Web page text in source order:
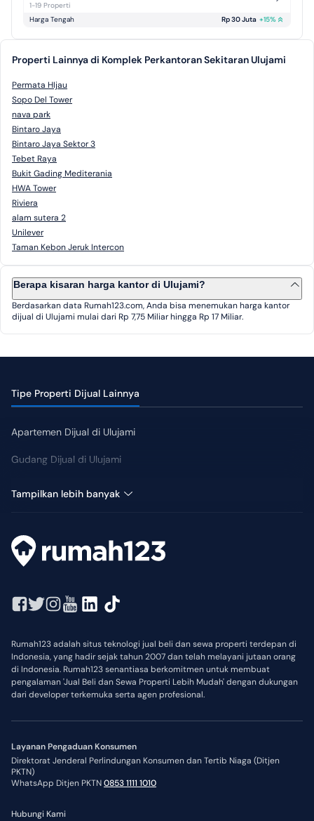
1-19 Properti
Harga Tengah
Rp 30 Juta +15%
Properti Lainnya di Komplek Perkantoran Sekitaran Ulujami
Permata HIjau
Sopo Del Tower
nava park
Bintaro Jaya
Bintaro Jaya Sektor 3
Tebet Raya
Bukit Gading Mediterania
HWA Tower
Riviera
alam sutera 2
Unilever
Taman Kebon Jeruk Intercon
Berapa kisaran harga kantor di Ulujami?
Berdasarkan data Rumah123.com, Anda bisa menemukan harga kantor
dijual di Ulujami mulai dari Rp 7,75 Miliar hingga Rp 17 Miliar.
Tipe Properti Dijual Lainnya
Apartemen Dijual di Ulujami
Gudang Dijual di Ulujami
Tampilkan lebih banyak
Rumah123 adalah situs teknologi jual beli dan sewa properti terdepan di
Indonesia, yang hadir sejak tahun 2007 dan telah melayani jutaan orang
di Indonesia. Rumah123 senantiasa berkomitmen untuk membuat
pengalaman 'Jual Beli dan Sewa Properti Lebih Mudah' dengan dukungan
dari developer terkemuka serta agen profesional.
Layanan Pengaduan Konsumen
Direktorat Jenderal Perlindungan Konsumen dan Tertib Niaga (Ditjen
PKTN)
WhatsApp Ditjen PKTN0853 1111 1010
Hubungi Kami